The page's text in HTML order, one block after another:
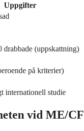
Uppgifter
drabbade (uppskattning)
på kriterier)
internationell studie
vid ME/